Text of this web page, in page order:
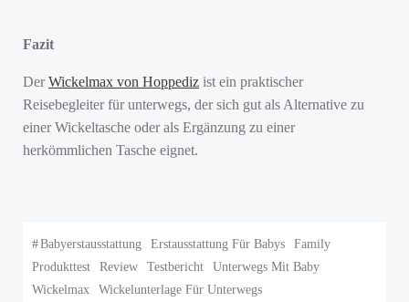
Fazit
DerWickelmax von Hoppediz ist ein praktischer
Reisebegleiter für unterwegs, der sich gut als Alternative zu
einer Wickeltasche oder als Ergänzung zu einer
herkömmlichen Tasche eignet.
#Babyerstausstattung Erstausstattung Für Babys
Family
Produkttest
Review Testbericht
Unterwegs Mit Baby
Wickelmax
Wickelunterlage Für Unterwegs